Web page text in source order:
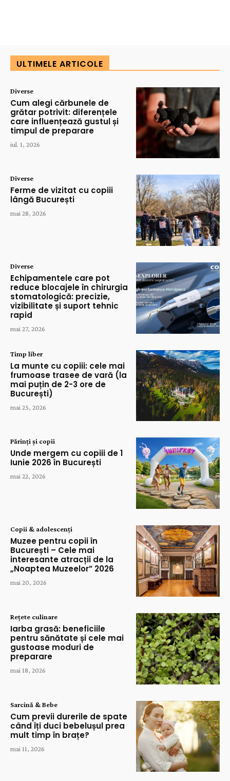
ULTIMELE ARTICOLE
Diverse
Cum alegi cărbunele de
grătar potrivit: diferențele
care influențează gustul și
timpul de preparare
iul. 1, 2026
Diverse
Ferme de vizitat cu copiii
lângă București
mai 28, 2026
Diverse
Echipamentele care pot
reduce blocajele în chirurgia
stomatologică: precizie,
vizibilitate și suport tehnic
rapid
mai 27, 2026
Timp liber
La munte cu copiii: cele mai
frumoase trasee de vară (la
mai puțin de 2-3 ore de
București)
mai 25, 2026
Părinți și copii
Unde mergem cu copiii de 1
Iunie 2026 în București
mai 22, 2026
Copii & adolescenți
Muzee pentru copii în
București – Cele mai
interesante atracții de la
„Noaptea Muzeelor” 2026
mai 20, 2026
Rețete culinare
Iarba grasă: beneficiile
pentru sănătate și cele mai
gustoase moduri de
preparare
mai 18, 2026
Sarcină & Bebe
Cum previi durerile de spate
când îți duci bebelușul prea
mult timp în brațe?
mai 11, 2026